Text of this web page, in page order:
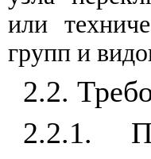
или
групп и
2.2.
2.2.1.